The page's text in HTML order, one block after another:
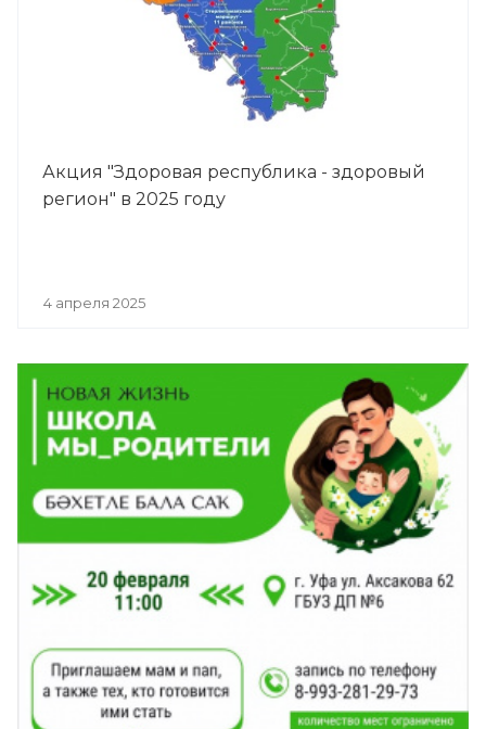
Акция "Здоровая республика - здоровый
регион" в 2025 году
4 апреля 2025